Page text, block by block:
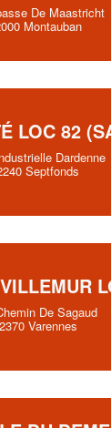
De Maastricht
Montauban
LOC 82
Dardenne
Septfonds
De Sagaud
Varennes